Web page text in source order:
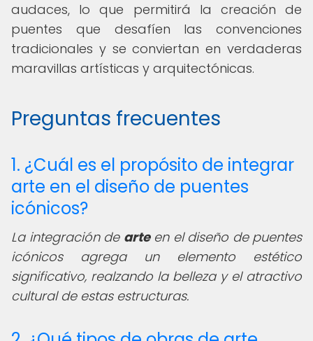
audaces, lo que permitirá la creación de
puentes que desafíen las convenciones
tradicionales y se conviertan en verdaderas
maravillas artísticas y arquitectónicas.
Preguntas frecuentes
1. ¿Cuál es el propósito de integrar
arte en el diseño de puentes
icónicos?
La integración de arteen el diseño de puentes
icónicos agrega un elemento estético
significativo, realzando la belleza y el atractivo
cultural de estas estructuras.